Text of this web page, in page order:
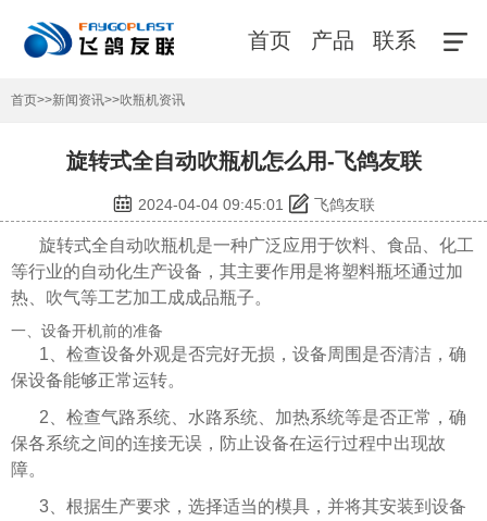
首页 产品 联系
首页>>新闻资讯>>吹瓶机资讯
旋转式全自动吹瓶机怎么用-飞鸽友联
2024-04-04 09:45:01 飞鸽友联
旋转式全自动吹瓶机是一种广泛应用于饮料、食品、化工
等行业的自动化生产设备，其主要作用是将塑料瓶坯通过加
热、吹气等工艺加工成成品瓶子。
一、设备开机前的准备
1、检查设备外观是否完好无损，设备周围是否清洁，确
保设备能够正常运转。
2、检查气路系统、水路系统、加热系统等是否正常，确
保各系统之间的连接无误，防止设备在运行过程中出现故
障。
3、根据生产要求，选择适当的模具，并将其安装到设备